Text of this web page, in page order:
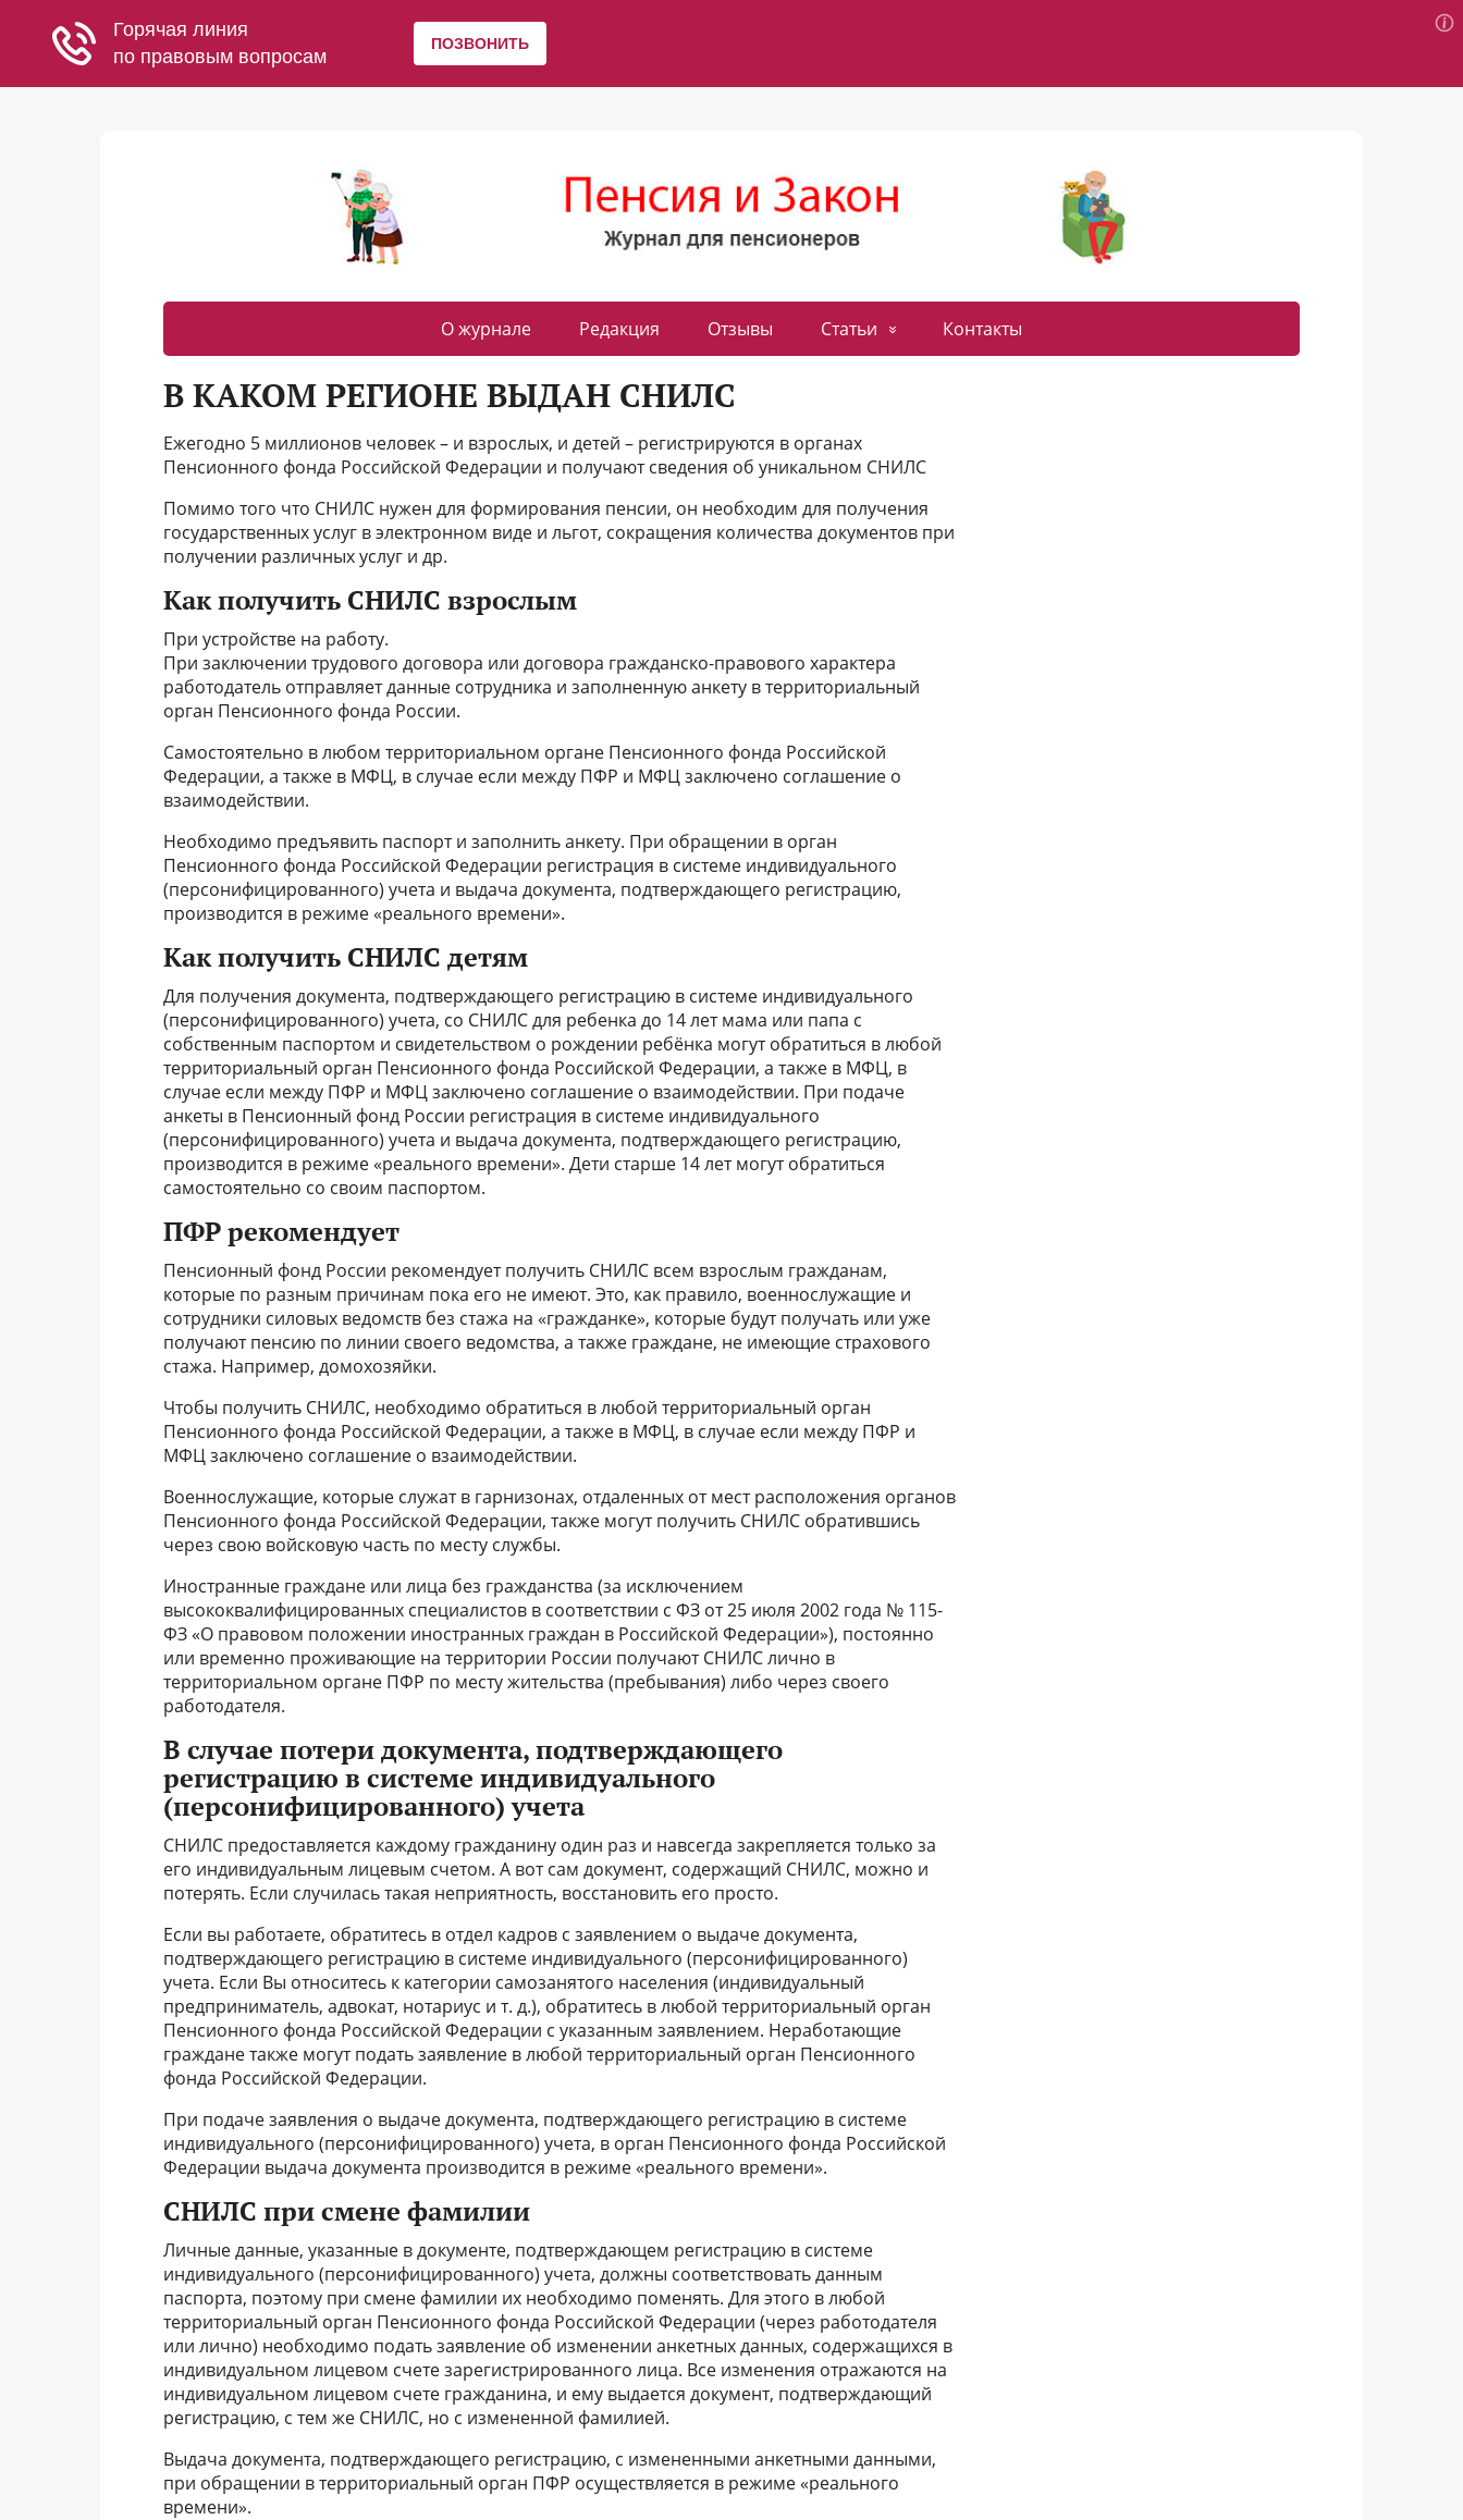
О журнале Редакция Отзывы Статьи Контакты
В КАКОМ РЕГИОНЕ ВЫДАН СНИЛС
Ежегодно 5 миллионов человек – и взрослых, и детей – регистрируются в органах
Пенсионного фонда Российской Федерации и получают сведения об уникальном СНИЛС
Помимо того что СНИЛС нужен для формирования пенсии, он необходим для получения
государственных услуг в электронном виде и льгот, сокращения количества документов при
получении различных услуг и др.
Как получить СНИЛС взрослым
При устройстве на работу.
При заключении трудового договора или договора гражданско-правового характера
работодатель отправляет данные сотрудника и заполненную анкету в территориальный
орган Пенсионного фонда России.
Самостоятельно в любом территориальном органе Пенсионного фонда Российской
Федерации, а также в МФЦ, в случае если между ПФР и МФЦ заключено соглашение о
взаимодействии.
Необходимо предъявить паспорт и заполнить анкету. При обращении в орган
Пенсионного фонда Российской Федерации регистрация в системе индивидуального
(персонифицированного) учета и выдача документа, подтверждающего регистрацию,
производится в режиме «реального времени».
Как получить СНИЛС детям
Для получения документа, подтверждающего регистрацию в системе индивидуального
(персонифицированного) учета, со СНИЛС для ребенка до 14 лет мама или папа с
собственным паспортом и свидетельством о рождении ребёнка могут обратиться в любой
территориальный орган Пенсионного фонда Российской Федерации, а также в МФЦ, в
случае если между ПФР и МФЦ заключено соглашение о взаимодействии. При подаче
анкеты в Пенсионный фонд России регистрация в системе индивидуального
(персонифицированного) учета и выдача документа, подтверждающего регистрацию,
производится в режиме «реального времени». Дети старше 14 лет могут обратиться
самостоятельно со своим паспортом.
ПФР рекомендует
Пенсионный фонд России рекомендует получить СНИЛС всем взрослым гражданам,
которые по разным причинам пока его не имеют. Это, как правило, военнослужащие и
сотрудники силовых ведомств без стажа на «гражданке», которые будут получать или уже
получают пенсию по линии своего ведомства, а также граждане, не имеющие страхового
стажа. Например, домохозяйки.
Чтобы получить СНИЛС, необходимо обратиться в любой территориальный орган
Пенсионного фонда Российской Федерации, а также в МФЦ, в случае если между ПФР и
МФЦ заключено соглашение о взаимодействии.
Bоеннослужащие, которые служат в гарнизонах, отдаленных от мест расположения органов
Пенсионного фонда Российской Федерации, также могут получить СНИЛС обратившись
через свою войсковую часть по месту службы.
Иностранные граждане или лица без гражданства (за исключением
высококвалифицированных специалистов в соответствии с ФЗ от 25 июля 2002 года № 115-
ФЗ «О правовом положении иностранных граждан в Российской Федерации»), постоянно
или временно проживающие на территории России получают СНИЛС лично в
территориальном органе ПФР по месту жительства (пребывания) либо через своего
работодателя.
В случае потери документа, подтверждающего
регистрацию в системе индивидуального
(персонифицированного) учета
СНИЛС предоставляется каждому гражданину один раз и навсегда закрепляется только за
его индивидуальным лицевым счетом. А вот сам документ, содержащий СНИЛС, можно и
потерять. Если случилась такая неприятность, восстановить его просто.
Если вы работаете, обратитесь в отдел кадров с заявлением о выдаче документа,
подтверждающего регистрацию в системе индивидуального (персонифицированного)
учета. Если Вы относитесь к категории самозанятого населения (индивидуальный
предприниматель, адвокат, нотариус и т. д.), обратитесь в любой территориальный орган
Пенсионного фонда Российской Федерации с указанным заявлением. Неработающие
граждане также могут подать заявление в любой территориальный орган Пенсионного
фонда Российской Федерации.
При подаче заявления о выдаче документа, подтверждающего регистрацию в системе
индивидуального (персонифицированного) учета, в орган Пенсионного фонда Российской
Федерации выдача документа производится в режиме «реального времени».
СНИЛС при смене фамилии
Личные данные, указанные в документе, подтверждающем регистрацию в системе
индивидуального (персонифицированного) учета, должны соответствовать данным
паспорта, поэтому при смене фамилии их необходимо поменять. Для этого в любой
территориальный орган Пенсионного фонда Российской Федерации (через работодателя
или лично) необходимо подать заявление об изменении анкетных данных, содержащихся в
индивидуальном лицевом счете зарегистрированного лица. Все изменения отражаются на
индивидуальном лицевом счете гражданина, и ему выдается документ, подтверждающий
регистрацию, с тем же СНИЛС, но с измененной фамилией.
Выдача документа, подтверждающего регистрацию, с измененными анкетными данными,
при обращении в территориальный орган ПФР осуществляется в режиме «реального
времени».